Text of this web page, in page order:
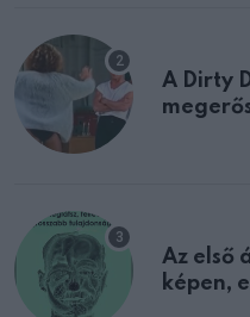
A Dirty
Az első
képen,